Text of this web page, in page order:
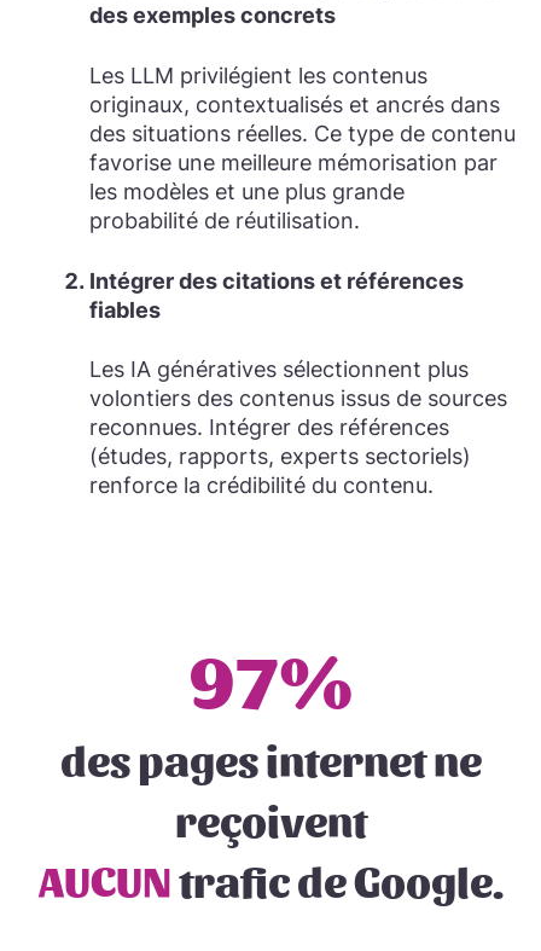
des exemples concrets
Les LLM privilégient les contenus
originaux, contextualisés et ancrés dans
des situations réelles. Ce type de contenu
favorise une meilleure mémorisation par
les modèles et une plus grande
probabilité de réutilisation.
Intégrer des citations et références
fiables
Les IA génératives sélectionnent plus
volontiers des contenus issus de sources
reconnues. Intégrer des références
(études, rapports, experts sectoriels)
renforce la crédibilité du contenu.
97%
des pages internet ne
reçoivent
AUCUNtrafic de Google.